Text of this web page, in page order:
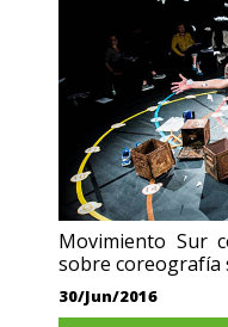
Movimiento Sur
sobre coreografía
30/Jun/2016